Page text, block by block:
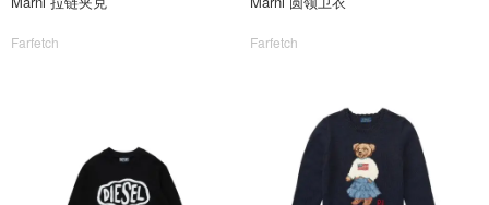
Farfetch Farfetch